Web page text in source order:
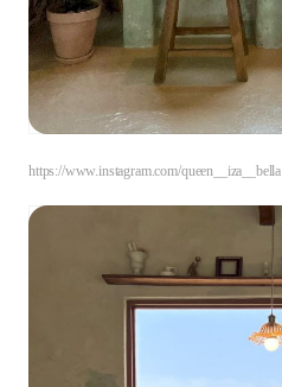
https://www.instagram.com/queen__iza__bella